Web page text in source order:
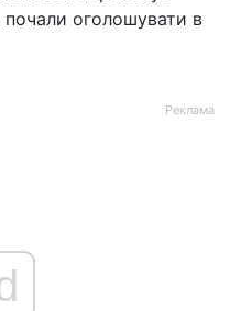
оголошувати в
Реклама